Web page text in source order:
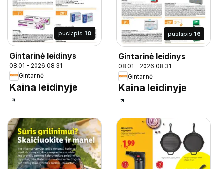
puslapis 10
Gintarinė leidinys
08.01 - 2026.08.31
Gintarinė
Kaina leidinyje
puslapis 16
Gintarinė leidinys
08.01 - 2026.08.31
Gintarinė
Kaina leidinyje